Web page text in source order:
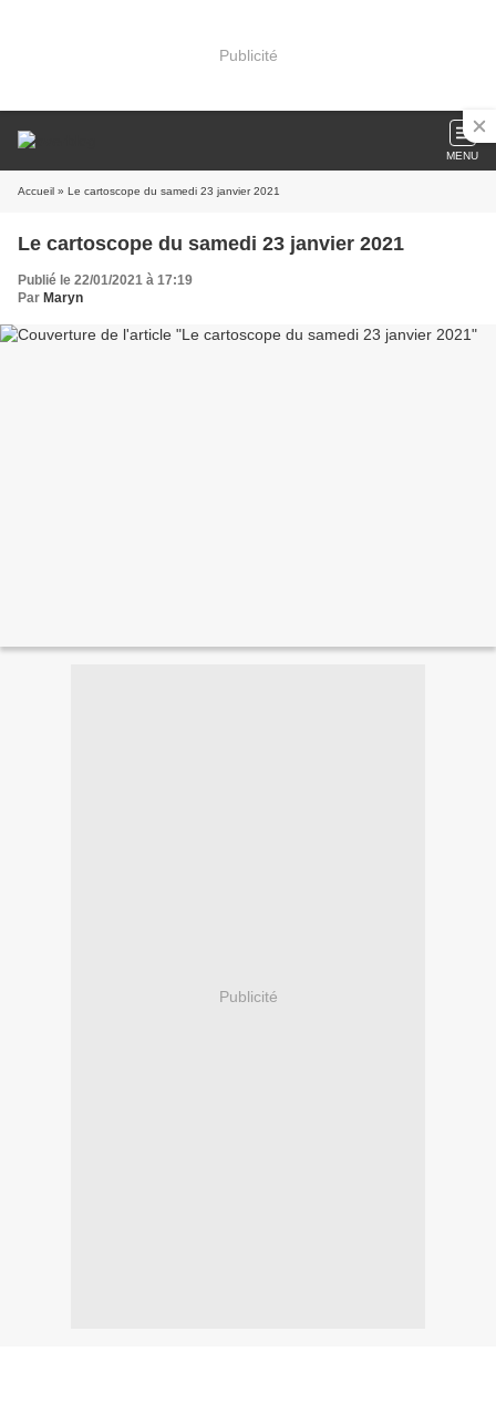
Publicité
MENU
Accueil » Le cartoscope du samedi 23 janvier 2021
Le cartoscope du samedi 23 janvier 2021
Publié le 22/01/2021 à 17:19
Par Maryn
Publicité